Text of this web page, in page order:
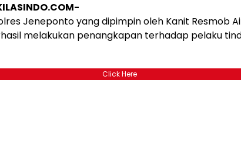
Jeneponto yang dipimpin oleh Kanit Resmob
melakukan penangkapan terhadap pelaku
Click Here